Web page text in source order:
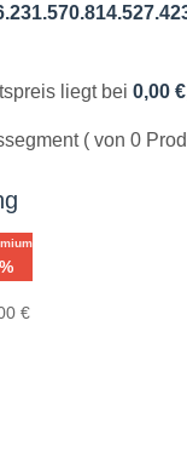
liegt bei 0,00 €
( von 0
%
€